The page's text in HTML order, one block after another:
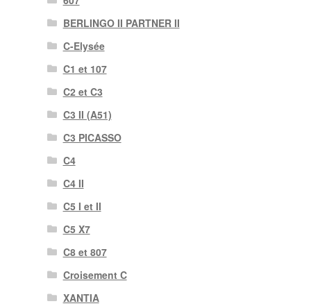
BERLINGO II PARTNER II
C-Elysée
C1 et 107
C2 et C3
C3 II (A51)
C3 PICASSO
C4
C4 II
C5 I et II
C5 X7
C8 et 807
Croisement C
XANTIA